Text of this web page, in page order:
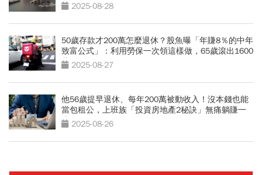
2025-08-28
50歲存款才200萬怎麼退休？股魚曝「年賺8％的中年
致富公式」：利用勞保一次領這樣做，65歲滾出1600
萬 2025-08-27
他56歲提早退休、每年200萬被動收入！沒本錢也能
當包租公，上班族「投資房地產2秘訣」無痛躺賺一
輩子2025-08-26